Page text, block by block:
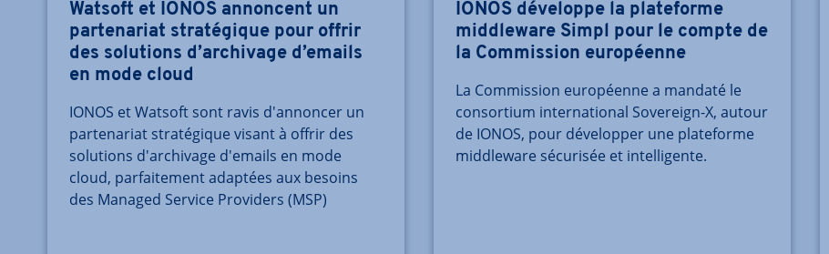
Watsoft et IONOS annoncent un
partenariat stratégique pour offrir
des solutions d’archivage d’emails
en mode cloud
IONOS et Watsoft sont ravis d'annoncer un
partenariat stratégique visant à offrir des
solutions d'archivage d'emails en mode
cloud, parfaitement adaptées aux besoins
des Managed Service Providers (MSP)
IONOS développe la plateforme
middleware Simpl pour le compte de
la Commission européenne
La Commission européenne a mandaté le
consortium international Sovereign-X, autour
de IONOS, pour développer une plateforme
middleware sécurisée et intelligente.